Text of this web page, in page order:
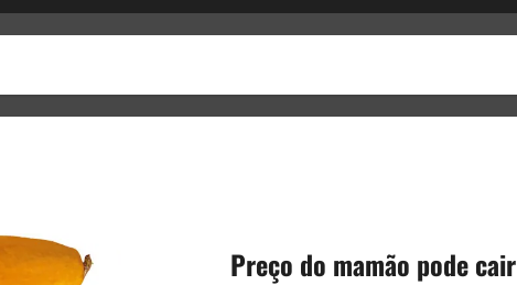
Preço do mamão pode cair